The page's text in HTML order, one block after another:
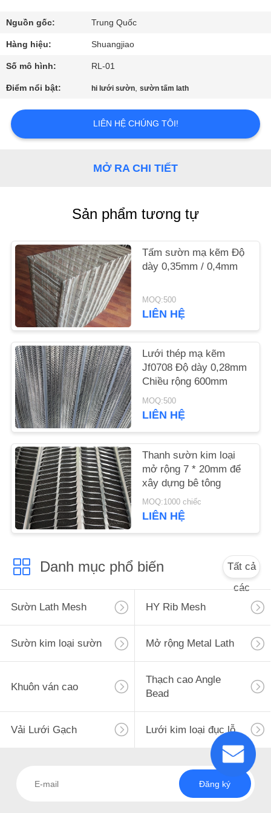
NHÀ
MÁY
KIỂM
SOÁT
CHẤT
LƯỢNG
TÔI
YÊU
CẦU
BÁO
GIÁ
SƠ
ĐỒ
TRANG
WEB
PRIVACY
POLICY
Nguồn gốc: Trung Quốc
Hàng hiệu: Shuangjiao
Số mô hình: RL-01
Điểm nổi bật: hi lưới sườn,sườn tấm lath
LIÊN HỆ CHÚNG TÔI!
MỞ RA CHI TIẾT
Sản phẩm tương tự
Tấm sườn mạ kẽm Độ
dày 0,35mm / 0,4mm
MOQ:500
LIÊN HỆ
Lưới thép mạ kẽm
Jf0708 Độ dày 0,28mm
Chiều rộng 600mm
MOQ:500
LIÊN HỆ
Thanh sườn kim loại
mở rộng 7 * 20mm để
xây dựng bê tông
MOQ:1000 chiếc
LIÊN HỆ
Danh mục phổ biến
Tất cả
các
Sườn Lath Mesh
HY Rib Mesh
Sườn kim loại sườn Mở rộng Metal Lath
Khuôn ván cao
Thạch cao Angle
Bead
Vải Lưới Gạch Lưới kim loại đục lỗ
Đăng ký